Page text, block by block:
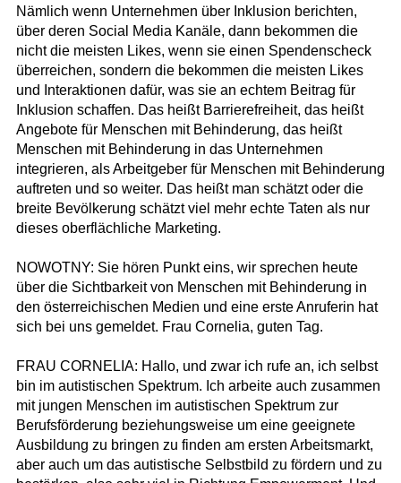
Nämlich wenn Unternehmen über Inklusion berichten,
über deren Social Media Kanäle, dann bekommen die
nicht die meisten Likes, wenn sie einen Spendenscheck
überreichen, sondern die bekommen die meisten Likes
und Interaktionen dafür, was sie an echtem Beitrag für
Inklusion schaffen. Das heißt Barrierefreiheit, das heißt
Angebote für Menschen mit Behinderung, das heißt
Menschen mit Behinderung in das Unternehmen
integrieren, als Arbeitgeber für Menschen mit Behinderung
auftreten und so weiter. Das heißt man schätzt oder die
breite Bevölkerung schätzt viel mehr echte Taten als nur
dieses oberflächliche Marketing.
NOWOTNY: Sie hören Punkt eins, wir sprechen heute
über die Sichtbarkeit von Menschen mit Behinderung in
den österreichischen Medien und eine erste Anruferin hat
sich bei uns gemeldet. Frau Cornelia, guten Tag.
FRAU CORNELIA: Hallo, und zwar ich rufe an, ich selbst
bin im autistischen Spektrum. Ich arbeite auch zusammen
mit jungen Menschen im autistischen Spektrum zur
Berufsförderung beziehungsweise um eine geeignete
Ausbildung zu bringen zu finden am ersten Arbeitsmarkt,
aber auch um das autistische Selbstbild zu fördern und zu